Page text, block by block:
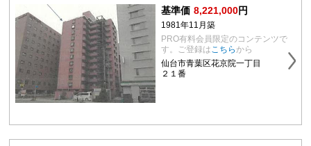
基準価 8,221,000円
1981年11月築
PRO有料会員限定のコンテンツで
す。ご登録はこちら から
仙台市青葉区花京院一丁目
２１番